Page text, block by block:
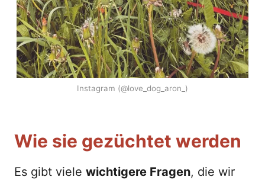
Instagram (@love_dog_aron_)
Wie sie gezüchtet werden
Es gibt viele wichtigere Fragen, die wir